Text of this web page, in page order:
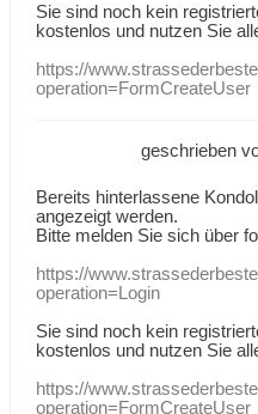
Sie sind noch kein
kostenlos und nutzen Sie
https://
operation=FormCreateUser
geschrieben
Bereits hinterlassene
angezeigt werden.
Bitte melden Sie sich über
https://
operation=Login
Sie sind noch kein
kostenlos und nutzen Sie
https://
operation=FormCreateUser